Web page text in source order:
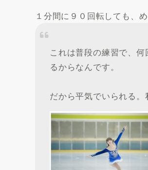
１分間に９０回転しても、
これは普段の練習で、
るからなんです。
だから平気でいられる。